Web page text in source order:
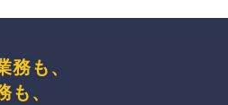
も、
、